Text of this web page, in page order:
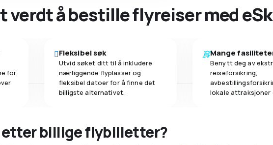
verdt å bestille flyreiser med
for
Fleksibel søk
Utvid søket ditt til å inkludere
nærliggende flyplasser og
fleksibel datoer for å finne det
billigste alternativet.
Mange
Benytt deg av
reiseforsikring,
lokale attraksjoner
etter billige flybilletter?